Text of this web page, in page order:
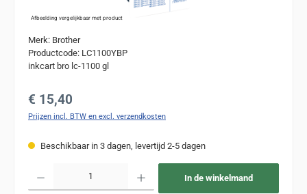
Afbeelding vergelijkbaar met product
Merk: Brother
Productcode: LC1100YBP
inkcart bro lc-1100 gl
Normale prijs:
€ 15,40
Prijzen incl. BTW en excl. verzendkosten
Beschikbaar in 3 dagen, levertijd 2-5 dagen
In de winkelmand